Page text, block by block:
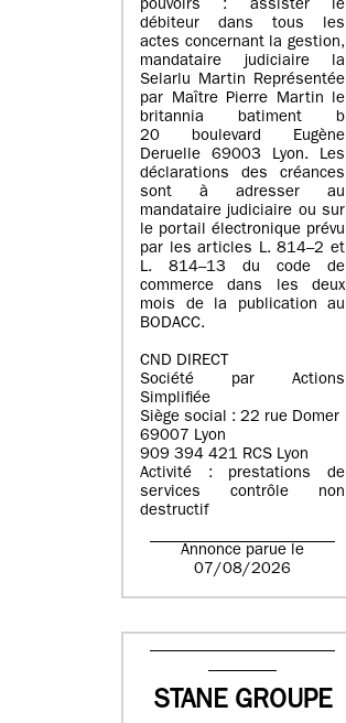
pouvoirs : assister le
débiteur dans tous les
actes concernant la gestion,
mandataire judiciaire la
Selarlu Martin Représentée
par Maître Pierre Martin le
britannia batiment b
20 boulevard Eugène
Deruelle 69003 Lyon. Les
déclarations des créances
sont à adresser au
mandataire judiciaire ou sur
le portail électronique prévu
par les articles L. 814–2 et
L. 814–13 du code de
commerce dans les deux
mois de la publication au
BODACC.
CND DIRECT
Société par Actions
Simplifiée
Siège social : 22 rue Domer
69007 Lyon
909 394 421 RCS Lyon
Activité : prestations de
services contrôle non
destructif
Annonce parue le
07/08/2026
STANE GROUPE